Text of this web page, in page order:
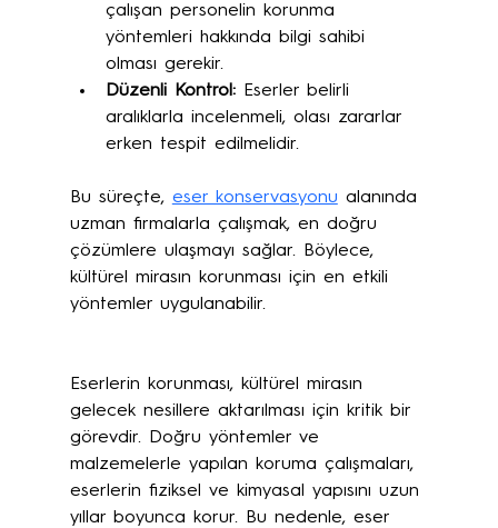
çalışan personelin korunma
yöntemleri hakkında bilgi sahibi
olması gerekir.
Düzenli Kontrol: Eserler belirli
aralıklarla incelenmeli, olası zararlar
erken tespit edilmelidir.
Bu süreçte, eser konservasyonu alanında
uzman firmalarla çalışmak, en doğru
çözümlere ulaşmayı sağlar. Böylece,
kültürel mirasın korunması için en etkili
yöntemler uygulanabilir.
Eserlerin korunması, kültürel mirasın
gelecek nesillere aktarılması için kritik bir
görevdir. Doğru yöntemler ve
malzemelerle yapılan koruma çalışmaları,
eserlerin fiziksel ve kimyasal yapısını uzun
yıllar boyunca korur. Bu nedenle, eser